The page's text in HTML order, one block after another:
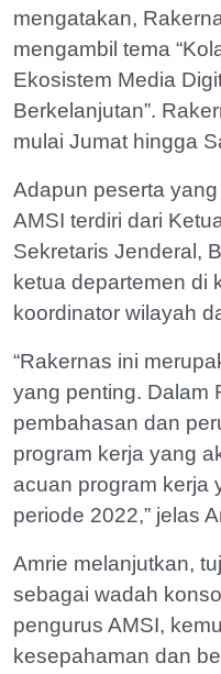
mengatakan,
mengambil tema
Ekosistem Media
Berkelanjutan”.
mulai Jumat hingga
Adapun peserta
AMSI terdiri dari
Sekretaris Jenderal,
ketua departemen di
koordinator wilayah
“Rakernas ini
yang penting. Dalam
pembahasan dan
program kerja yang
acuan program kerja
periode 2022,” jelas
Amrie melanjutkan,
sebagai wadah
pengurus AMSI,
kesepahaman dan